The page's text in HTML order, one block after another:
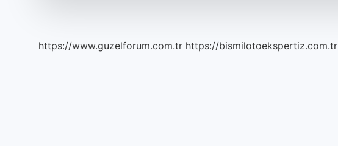
https://www.guzelforum.com.tr https://bismilotoekspertiz.com.tr